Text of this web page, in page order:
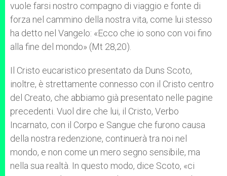
vuole farsi nostro compagno di viaggio e fonte di
forza nel cammino della nostra vita, come lui stesso
ha detto nel Vangelo: «Ecco che io sono con voi fino
alla fine del mondo» (Mt 28,20).
Il Cristo eucaristico presentato da Duns Scoto,
inoltre, è strettamente connesso con il Cristo centro
del Creato, che abbiamo già presentato nelle pagine
precedenti. Vuol dire che lui, il Cristo, Verbo
Incarnato, con il Corpo e Sangue che furono causa
della nostra redenzione, continuerà tra noi nel
mondo, e non come un mero segno sensibile, ma
nella sua realtà. In questo modo, dice Scoto, «ci